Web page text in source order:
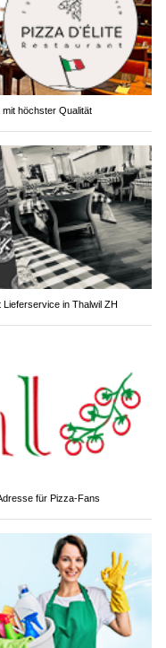
mit höchster Qualität
in Thalwil ZH
für Pizza-Fans